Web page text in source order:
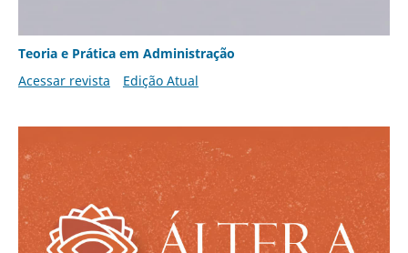
Teoria e Prática em Administração
Acessar revista
Edição Atual